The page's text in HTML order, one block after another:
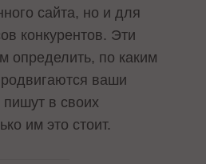
сайта, но и для
конкурентов. Эти
определить, по каким
ваши
пишут в своих
им это стоит.